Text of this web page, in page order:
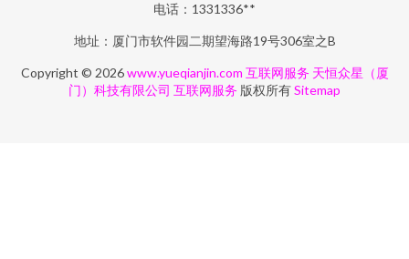
电话：1331336**
地址：厦门市软件园二期望海路19号306室之B
Copyright © 2026www.yueqianjin.com 互联网服务 天恒众星（厦
门）科技有限公司 互联网服务 版权所有Sitemap